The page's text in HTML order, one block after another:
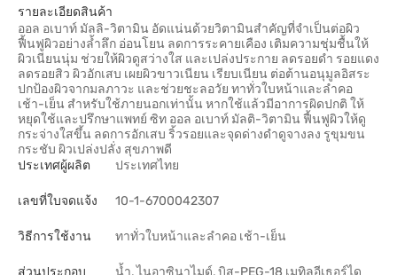
รายละเอียดสินค้า
ออล อเบาท์ มัลลิ-วิตามิน อัดแน่นด้วยวิตามินสำคัญที่จำเป็นต่อผิว
ฟื้นฟูผิวอย่างล้ำลึก อ่อนโยน ลดการระคายเคือง เติมความชุ่มชื้นให้
ผิวเนียนนุ่ม ช่วยให้ผิวดูสว่างใส และเปล่งประกาย ลดรอยดำ รอยแดง
ลดรอยสิว ผิวอักเสบ เผยผิวขาวเนียน เรียบเนียน ต่อต้านอนุมูลอิสระ
ปกป้องผิวจากมลภาวะ และช่วยชะลอวัย ทาทั่วใบหน้าและลำคอ
เช้า-เย็น สำหรับใช้ภายนอกเท่านั้น หากใช้แล้วมีอาการผิดปกติ ให้
หยุดใช้และปรึกษาแพทย์ ซิท ออล อเบาท์ มัลติ-วิตามิน ฟื้นฟูผิวให้ดู
กระจ่างใสขึ้น ลดการอักเสบ ริ้วรอยและจุดด่างดำดูจางลง รูขุมขน
กระชับ ผิวเปล่งปลั่ง สุขภาพดี
ประเทศผู้ผลิต
ประเทศไทย
เลขที่ใบจดแจ้ง 10-1-6700042307
วิธีการใช้งาน ทาทั่วใบหน้าและลำคอ เช้า-เย็น
ส่วนประกอบ
น้ำ, ไนอาซินาไมด์, บิส-PEG-18 เมทิลอีเธอร์ได